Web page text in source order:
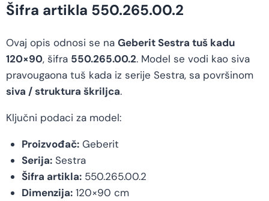
Šifra artikla 550.265.00.2
Ovaj opis odnosi se na Geberit Sestra tuš kadu
120×90, šifra 550.265.00.2. Model se vodi kao siva
pravougaona tuš kada iz serije Sestra, sa površinom
siva / struktura škriljca.
Ključni podaci za model:
Proizvođač:Geberit
Serija:Sestra
Šifra artikla:550.265.00.2
Dimenzija:120×90 cm